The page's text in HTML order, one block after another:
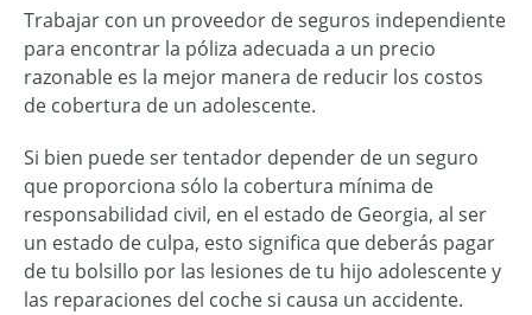
Trabajar con un proveedor de seguros independiente
para encontrar la póliza adecuada a un precio
razonable es la mejor manera de reducir los costos
de cobertura de un adolescente.
Si bien puede ser tentador depender de un seguro
que proporciona sólo la cobertura mínima de
responsabilidad civil, en el estado de Georgia, al ser
un estado de culpa, esto significa que deberás pagar
de tu bolsillo por las lesiones de tu hijo adolescente y
las reparaciones del coche si causa un accidente.